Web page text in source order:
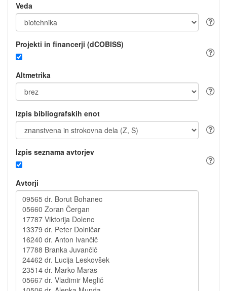
Veda
Projekti in financerji (dCOBISS)
Altmetrika
Izpis bibliografskih enot
Izpis seznama avtorjev
Avtorji